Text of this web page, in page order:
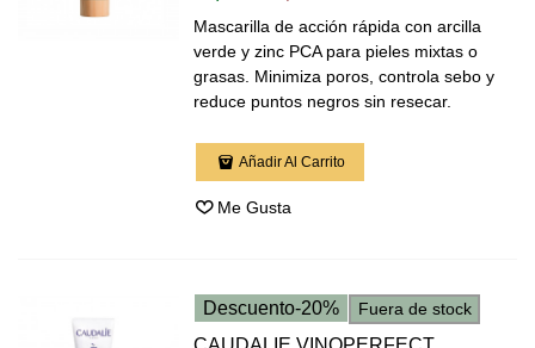
Mascarilla de acción rápida con arcilla
verde y zinc PCA para pieles mixtas o
grasas. Minimiza poros, controla sebo y
reduce puntos negros sin resecar.
Añadir Al Carrito
Me Gusta
Descuento-20% Fuera de stock